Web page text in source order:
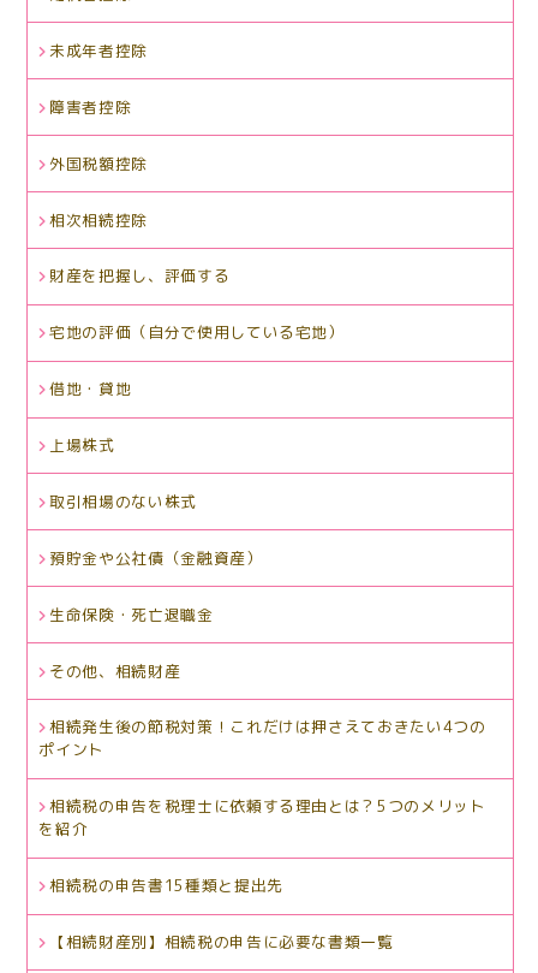
未成年者控除
障害者控除
外国税額控除
相次相続控除
財産を把握し、評価する
宅地の評価（自分で使用している宅地）
借地・貸地
上場株式
取引相場のない株式
預貯金や公社債（金融資産）
生命保険・死亡退職金
その他、相続財産
相続発生後の節税対策！これだけは押さえておきたい4つの
ポイント
相続税の申告を税理士に依頼する理由とは？5つのメリット
を紹介
相続税の申告書15種類と提出先
【相続財産別】相続税の申告に必要な書類一覧